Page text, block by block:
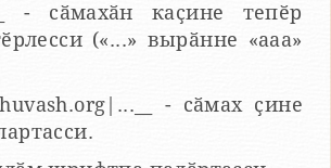
- сӑмахӑн каҫине тепӗр
(«...» вырӑнне «ааа»
- сӑмах ҫине